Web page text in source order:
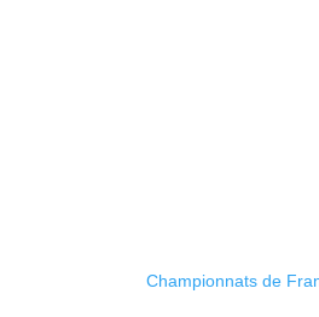
Championnats de